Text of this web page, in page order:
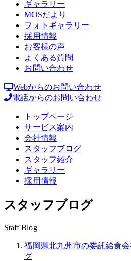
ギャラリー
MOSだより
フォトギャラリー
採用情報
お客様の声
よくある質問
お問い合わせ
Webからのお問い合わせ
電話からのお問い合わせ
トップページ
サービス案内
会社情報
スタッフブログ
スタッフ紹介
ギャラリー
採用情報
スタッフブログ
Staff Blog
福岡県北九州市の委託給食
グ